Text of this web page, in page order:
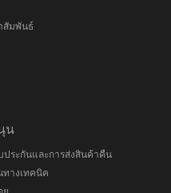
สัมพันธ์
น
ประกันและการส่งสินค้าคืน
างเทคนิค